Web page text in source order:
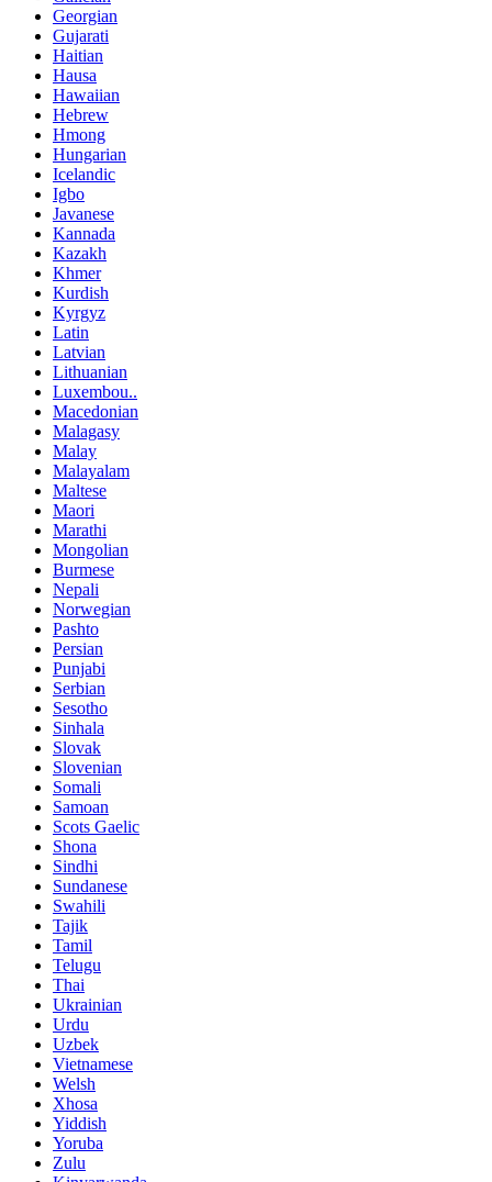
Georgian
Gujarati
Haitian
Hausa
Hawaiian
Hebrew
Hmong
Hungarian
Icelandic
Igbo
Javanese
Kannada
Kazakh
Khmer
Kurdish
Kyrgyz
Latin
Latvian
Lithuanian
Luxembou..
Macedonian
Malagasy
Malay
Malayalam
Maltese
Maori
Marathi
Mongolian
Burmese
Nepali
Norwegian
Pashto
Persian
Punjabi
Serbian
Sesotho
Sinhala
Slovak
Slovenian
Somali
Samoan
Scots Gaelic
Shona
Sindhi
Sundanese
Swahili
Tajik
Tamil
Telugu
Thai
Ukrainian
Urdu
Uzbek
Vietnamese
Welsh
Xhosa
Yiddish
Yoruba
Zulu